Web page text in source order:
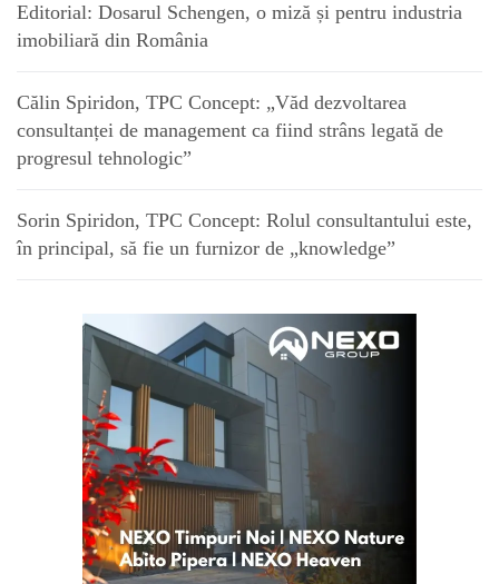
Editorial: Dosarul Schengen, o miză și pentru industria
imobiliară din România
Călin Spiridon, TPC Concept: „Văd dezvoltarea
consultanței de management ca fiind strâns legată de
progresul tehnologic”
Sorin Spiridon, TPC Concept: Rolul consultantului este,
în principal, să fie un furnizor de „knowledge”